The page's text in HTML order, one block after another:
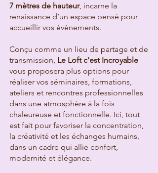
7 mètres de hauteur, incarne la
renaissance d’un espace pensé pour
accueillir vos évènements.
Conçu comme un lieu de partage et de
transmission, Le Loft c'est Incroyable
vous proposera plus options pour
réaliser vos séminaires, formations,
ateliers et rencontres professionnelles
dans une atmosphère à la fois
chaleureuse et fonctionnelle. Ici, tout
est fait pour favoriser la concentration,
la créativité et les échanges humains,
dans un cadre qui allie confort,
modernité et élégance.